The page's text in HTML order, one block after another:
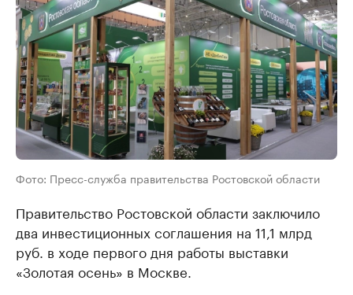
Фото: Пресс-служба правительства Ростовской области
Правительство Ростовской области заключило
два инвестиционных соглашения на 11,1 млрд
руб. в ходе первого дня работы выставки
«Золотая осень» в Москве.